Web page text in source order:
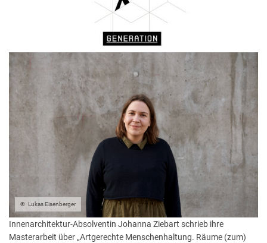
IM MAUERWERKSBAU –
STATUS QUO
27. NOVEMBER 2024
BEITRAG
Lukas Eisenberger
Innenarchitektur-Absolventin Johanna Ziebart schrieb ihre
Masterarbeit über „Artgerechte Menschenhaltung. Räume (zum)